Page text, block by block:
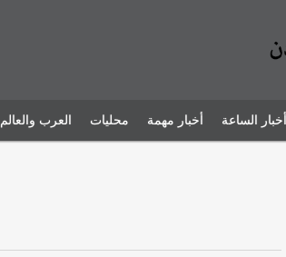
أخبار الساعة أخبار مهمة محليات العرب والعالم